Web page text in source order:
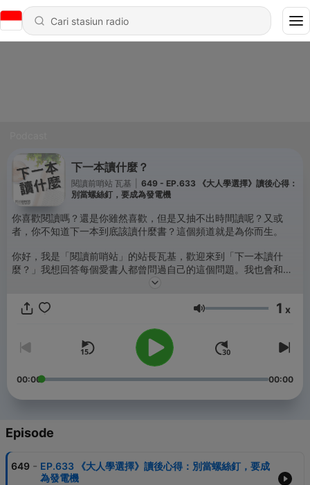
下一本讀什麼？
閱讀前哨站 瓦基
649 - EP.633 《大人學選擇》讀後心得：
別當螺絲釘，要成為發電機
你喜歡閱讀嗎？還是你雖然喜歡，但是又抽不出時間讀呢？又或
者，你不知道下一本到底該讀什麼書？這個頻道就是為你而生。
你好，我是「閱讀前哨站」的站長瓦基，歡迎來到「下一本讀什
麼？」我想回答每個愛書人都曾問過自己的這個問題。我也會和你
分享關於閱讀的大小事，還有許多書籍的心得和評論。更重要的
的生活。我希望你在這裡，可以認識更多的好書，找到你的下一本
📚 關於「閱讀前哨站」
部落格 https://readingoutpost.com/
聯絡我 https://readingoutpost.com/contact/
贊助瓦基 https://readingoutpost.com/support/
Powered by
Volume 1 x
00:00 00:00
Episode
649 - EP.633 《大人學選擇》讀後心得：別當螺絲釘，要成
為發電機